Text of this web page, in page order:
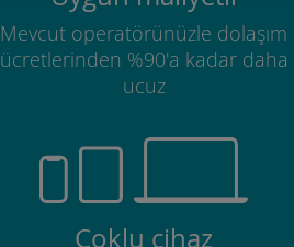
Mevcut operatörünüzle dolaşım
ücretlerinden %90'a kadar daha
ucuz
Çoklu cihaz